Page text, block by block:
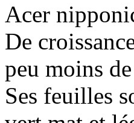
Acer
De
peu moins
Ses feuilles